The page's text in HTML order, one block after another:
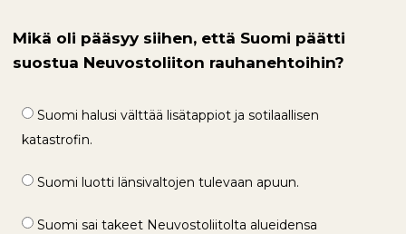
Mikä oli pääsyy siihen, että Suomi päätti
suostua Neuvostoliiton rauhanehtoihin?
Suomi halusi välttää lisätappiot ja sotilaallisen
katastrofin.
Suomi luotti länsivaltojen tulevaan apuun.
Suomi sai takeet Neuvostoliitolta alueidensa